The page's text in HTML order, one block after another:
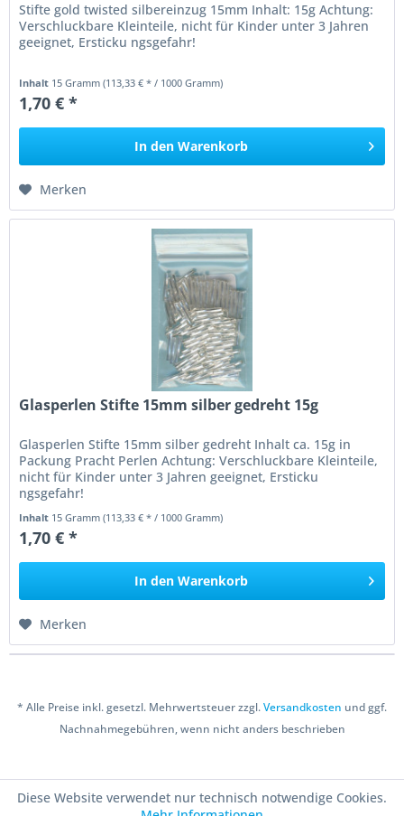
Stifte gold twisted silbereinzug 15mm Inhalt: 15g Achtung:
Verschluckbare Kleinteile, nicht für Kinder unter 3 Jahren
geeignet, Ersticku ngsgefahr!
Inhalt 15 Gramm(113,33 € * / 1000 Gramm)
1,70 € *
In den Warenkorb
Merken
Glasperlen Stifte 15mm silber gedreht 15g
Glasperlen Stifte 15mm silber gedreht Inhalt ca. 15g in
Packung Pracht Perlen Achtung: Verschluckbare Kleinteile,
nicht für Kinder unter 3 Jahren geeignet, Ersticku
ngsgefahr!
Inhalt 15 Gramm(113,33 € * / 1000 Gramm)
1,70 € *
In den Warenkorb
Merken
* Alle Preise inkl. gesetzl. Mehrwertsteuer zzgl.Versandkosten und ggf.
Nachnahmegebühren, wenn nicht anders beschrieben
Diese Website verwendet nur technisch notwendige Cookies.